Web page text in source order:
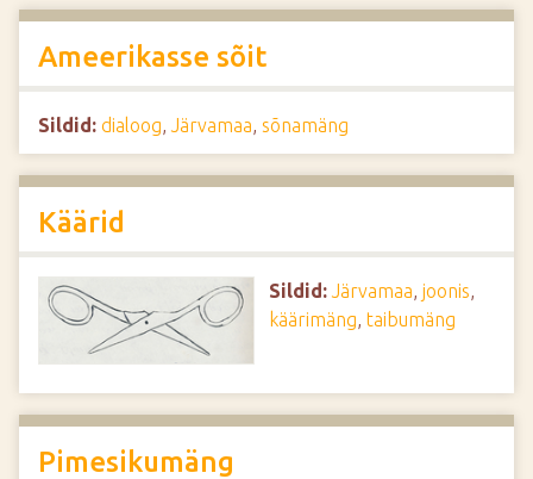
Ameerikasse sõit
Sildid: dialoog, Järvamaa, sõnamäng
Käärid
Sildid: Järvamaa, joonis,
käärimäng, taibumäng
Pimesikumäng